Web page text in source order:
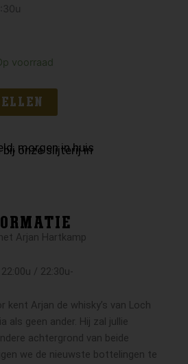
voorraad
morgen in huis
bij onze slijterij in
Arjan Hartkamp
/ 22:30u-
kent Arjan de whisky’s van Loch
als geen ander. Hij zal jullie
achtergrond van beide
we de nieuwste bottelingen te